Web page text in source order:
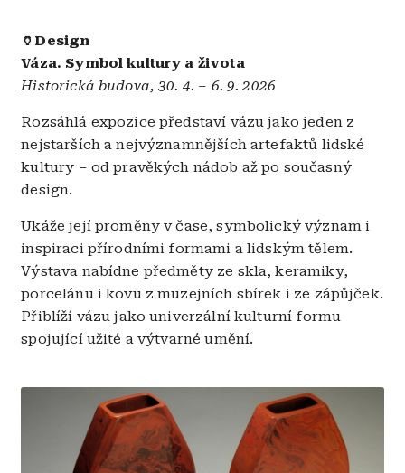
🏺Design
Váza. Symbol kultury a života
Historická budova, 30. 4. – 6. 9. 2026
Rozsáhlá expozice představí vázu jako jeden z
nejstarších a nejvýznamnějších artefaktů lidské
kultury – od pravěkých nádob až po současný
design.
Ukáže její proměny v čase, symbolický význam i
inspiraci přírodními formami a lidským tělem.
Výstava nabídne předměty ze skla, keramiky,
porcelánu i kovu z muzejních sbírek i ze zápůjček.
Přiblíží vázu jako univerzální kulturní formu
spojující užité a výtvarné umění.
Obrázek